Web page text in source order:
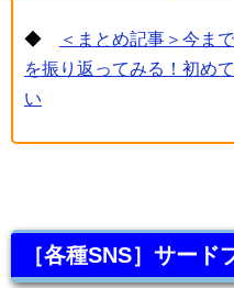
◆
＜まとめ記事＞今ま
を振り返ってみる！初め
い
［各種SNS］サード